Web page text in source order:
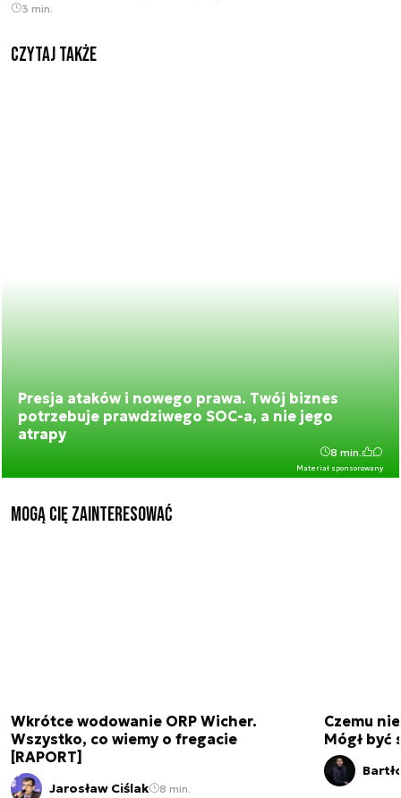
3 min.
Czytaj także
Presja ataków i nowego prawa. Twój biznes
potrzebuje prawdziwego SOC-a, a nie jego
atrapy
Materiał sponsorowany
8 min.
Mogą Cię zainteresować
Wkrótce wodowanie ORP Wicher.
Wszystko, co wiemy o fregacie
[RAPORT]
Jarosław Ciślak 8 min.
Czemu
Mógł być